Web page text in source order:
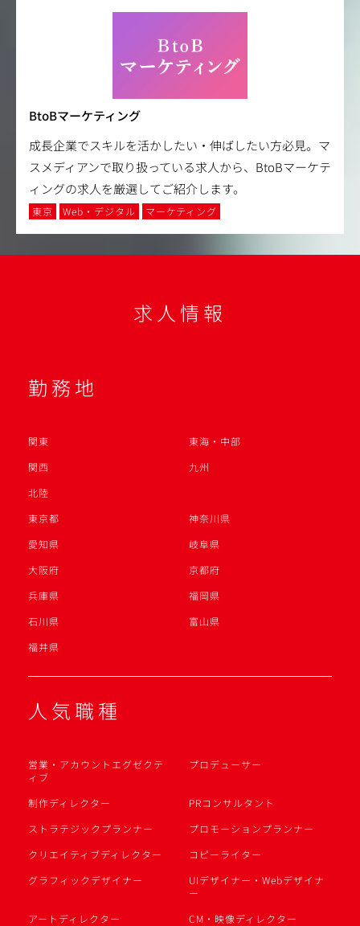
BtoBマーケティング
成長企業でスキルを活かしたい・伸ばしたい方必見。マ
スメディアンで取り扱っている求人から、BtoBマーケテ
ィングの求人を厳選してご紹介します。
東京 Web・デジタル マーケティング
求人情報
勤務地
関東
東海・中部
関西
九州
北陸
東京都
神奈川県
愛知県
岐阜県
大阪府
京都府
兵庫県
福岡県
石川県
富山県
福井県
人気職種
営業・アカウントエグゼクテ
ィブ
プロデューサー
制作ディレクター
PRコンサルタント
ストラテジックプランナー
プロモーションプランナー
クリエイティブディレクター
コピーライター
グラフィックデザイナー
UIデザイナー・Webデザイナ
ー
アートディレクター
CM・映像ディレクター